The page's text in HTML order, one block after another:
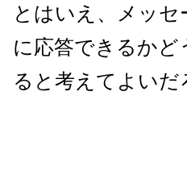
とはいえ、メッ
に応答できるか
ると考えてよいだ